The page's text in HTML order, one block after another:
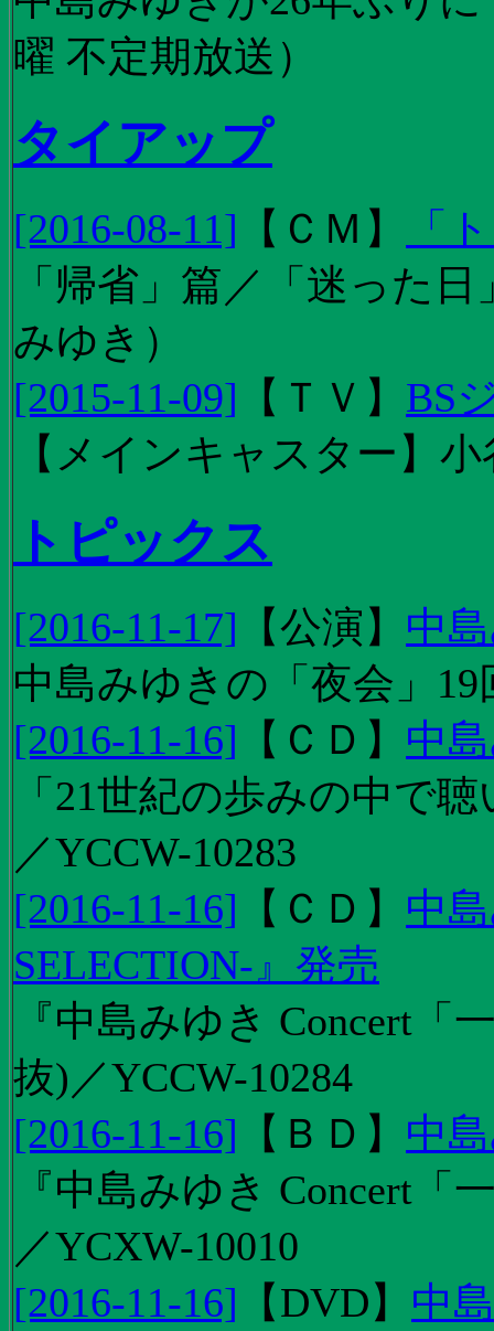
曜 不定期放送）
タイアップ
[2016-08-11] 【 ＣＭ 】
「
「帰省」篇／「迷った
みゆき）
[2015-11-09] 【 ＴＶ 】 BS
【メインキャスター】
トピックス
[2016-11-17] 【公演 】 中
中島みゆきの「夜会」
[2016-11-16] 【 ＣＤ 】 中
「21世紀の歩みの中で
／YCCW-10283
[2016-11-16] 【 ＣＤ 】 中
SELECTION-』発売
『中島みゆき Concert
抜)／YCCW-10284
[2016-11-16] 【 ＢＤ 】 中
『中島みゆき Concert
／YCXW-10010
[2016-11-16] 【DVD】 中